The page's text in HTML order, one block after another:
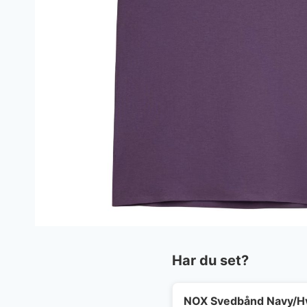
Har du set?
NOX Svedbånd Navy/